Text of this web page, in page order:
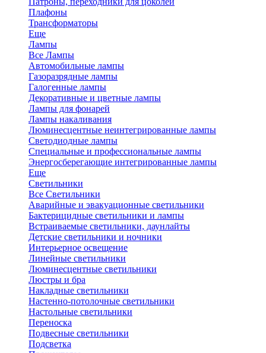
Плафоны
Трансформаторы
Еще
Лампы
Все Лампы
Автомобильные лампы
Газоразрядные лампы
Галогенные лампы
Декоративные и цветные лампы
Лампы для фонарей
Лампы накаливания
Люминесцентные неинтегрированные лампы
Светодиодные лампы
Специальные и профессиональные лампы
Энергосберегающие интегрированные лампы
Еще
Светильники
Все Светильники
Аварийные и эвакуационные светильники
Бактерицидные светильники и лампы
Встраиваемые светильники, даунлайты
Детские светильники и ночники
Интерьерное освещение
Линейные светильники
Люминесцентные светильники
Люстры и бра
Накладные светильники
Настенно-потолочные светильники
Настольные светильники
Переноска
Подвесные светильники
Подсветка